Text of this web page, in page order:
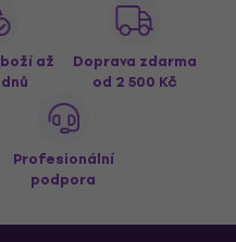
až
Doprava zdarma
od 2 500 Kč
Profesionální
podpora